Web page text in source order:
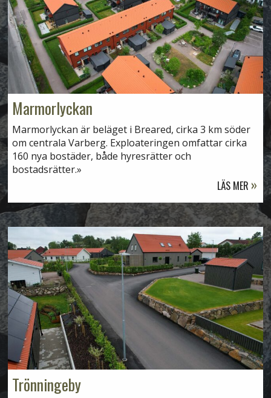
Marmorlyckan
Marmorlyckan är beläget i Breared, cirka 3 km söder
om centrala Varberg. Exploateringen omfattar cirka
160 nya bostäder, både hyresrätter och
bostadsrätter.
LÄS MER
Trönningeby